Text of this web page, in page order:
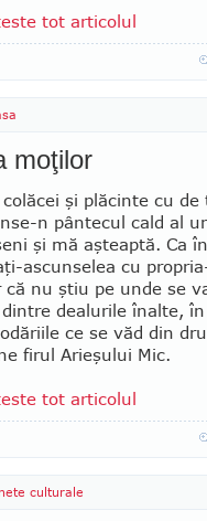
tot articolul
moţilor
colăcei şi plăcinte cu
n pântecul cald al
şi mă aşteaptă. Ca
ascunselea cu
că nu ştiu pe unde se
dealurile înalte,
ce se văd din
firul Arieşului Mic.
tot articolul
culturale